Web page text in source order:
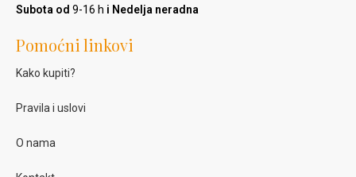
Subota od 9-16 h i Nedelja neradna
Pomoćni linkovi
Kako kupiti?
Pravila i uslovi
O nama